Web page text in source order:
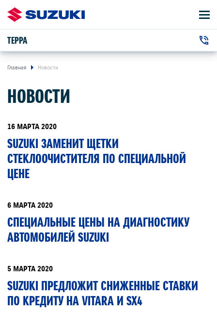
ТЕРРА
г. Иркутск, Ширямова улица, 2/1
АВТОМОБИЛИ
ВЛАДЕЛЬЦАМ
О КОМПАНИИ
КОНТАКТЫ
НОВОСТИ
Главная Новости
НОВОСТИ
16 МАРТА 2020
SUZUKI ЗАМЕНИТ ЩЕТКИ
СТЕКЛООЧИСТИТЕЛЯ ПО СПЕЦИАЛЬНОЙ
ЦЕНЕ
6 МАРТА 2020
СПЕЦИАЛЬНЫЕ ЦЕНЫ НА ДИАГНОСТИКУ
АВТОМОБИЛЕЙ SUZUKI
5 МАРТА 2020
SUZUKI ПРЕДЛОЖИТ СНИЖЕННЫЕ СТАВКИ
ПО КРЕДИТУ НА VITARA И SX4